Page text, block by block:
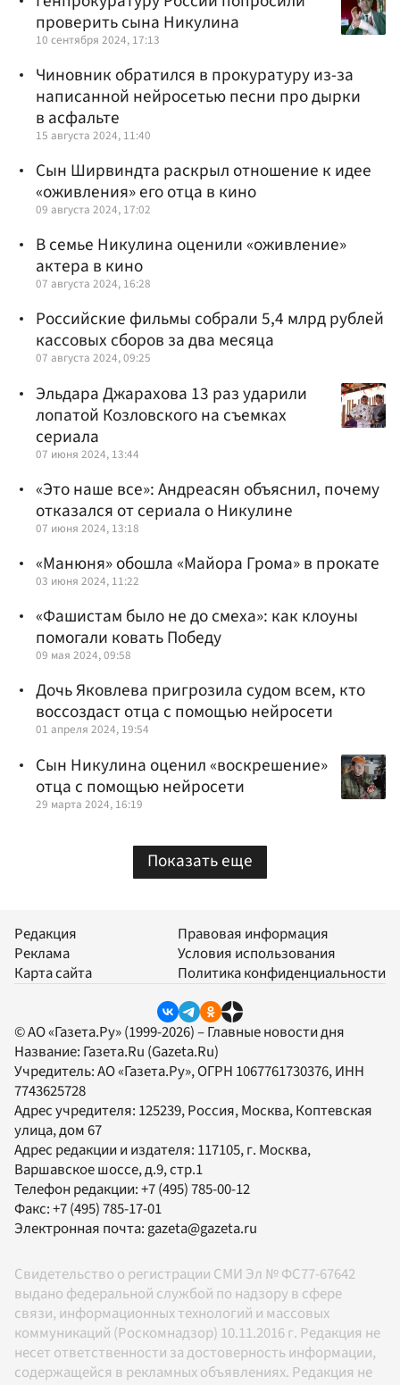
проверить сына Никулина
10 сентября 2024, 17:13
Чиновник обратился в прокуратуру из-за
написанной нейросетью песни про дырки
в асфальте
15 августа 2024, 11:40
Сын Ширвиндта раскрыл отношение к идее
«оживления» его отца в кино
09 августа 2024, 17:02
В семье Никулина оценили «оживление»
актера в кино
07 августа 2024, 16:28
Российские фильмы собрали 5,4 млрд рублей
кассовых сборов за два месяца
07 августа 2024, 09:25
Эльдара Джарахова 13 раз ударили
лопатой Козловского на съемках
сериала
07 июня 2024, 13:44
«Это наше все»: Андреасян объяснил, почему
отказался от сериала о Никулине
07 июня 2024, 13:18
«Манюня» обошла «Майора Грома» в прокате
03 июня 2024, 11:22
«Фашистам было не до смеха»: как клоуны
помогали ковать Победу
09 мая 2024, 09:58
Дочь Яковлева пригрозила судом всем, кто
воссоздаст отца с помощью нейросети
01 апреля 2024, 19:54
Сын Никулина оценил «воскрешение»
отца с помощью нейросети
29 марта 2024, 16:19
Показать еще
Редакция
Реклама
Карта сайта
Правовая информация
Условия использования
Политика конфиденциальности
© АО «Газета.Ру» (1999-2026) – Главные новости дня
Название: Газета.Ru (Gazeta.Ru)
Учредитель:АО «Газета.Ру», ОГРН 1067761730376, ИНН
7743625728
Адрес учредителя: 125239, Россия, Москва, Коптевская
улица, дом 67
Адрес редакции и издателя: 117105, г. Москва,
Варшавское шоссе, д.9, стр.1
Телефон редакции:+7 (495) 785-00-12
Факс:+7 (495) 785-17-01
Электронная почта:gazeta@gazeta.ru
Свидетельство о регистрации СМИ Эл № ФС77-67642
выдано федеральной службой по надзору в сфере
связи, информационных технологий и массовых
коммуникаций (Роскомнадзор) 10.11.2016 г. Редакция не
несет ответственности за достоверность информации,
содержащейся в рекламных объявлениях. Редакция не